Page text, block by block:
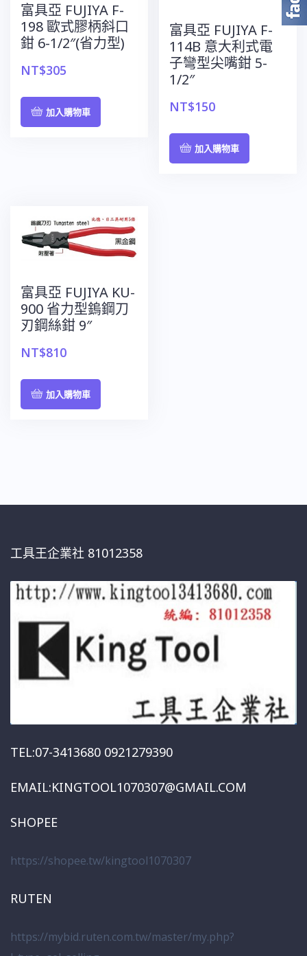
富具亞 FUJIYA F-
198 歐式膠柄斜口
鉗 6-1/2″(省力型)
NT$305
加入購物車
富具亞 FUJIYA F-
114B 意大利式電
子彎型尖嘴鉗 5-
1/2″
NT$150
加入購物車
富具亞 FUJIYA KU-
900 省力型鎢鋼刀
刃鋼絲鉗 9″
NT$810
加入購物車
工具王企業社 81012358
TEL:07-3413680 0921279390
EMAIL:KINGTOOL1070307@GMAIL.COM
SHOPEE
https://shopee.tw/kingtool1070307
RUTEN
https://mybid.ruten.com.tw/master/my.php?